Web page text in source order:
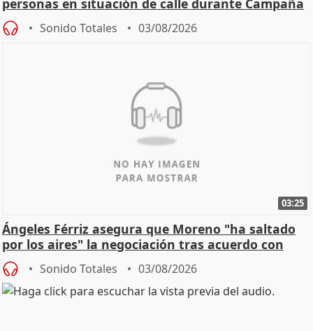
de Calor
Sonido Totales 03/08/2026
03:25
Ángeles Férriz asegura que Moreno "ha saltado
por los aires" la negociación tras acuerdo con
SMA
Sonido Totales 03/08/2026